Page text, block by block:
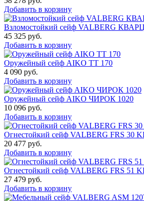
Добавить в корзину
Взломостойкий сейф VALBERG
45 325 руб.
Добавить в корзину
Оружейный сейф AIKO TT 170
4 090 руб.
Добавить в корзину
Оружейный сейф AIKO ЧИРОК 1020
10 096 руб.
Добавить в корзину
Огнестойкий сейф VALBERG FRS 30
20 477 руб.
Добавить в корзину
Огнестойкий сейф VALBERG FRS 51
27 479 руб.
Добавить в корзину